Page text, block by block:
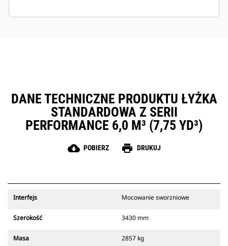
DANE TECHNICZNE PRODUKTU ŁYŻKA
STANDARDOWA Z SERII
PERFORMANCE 6,0 M³ (7,75 YD³)
cloud_download POBIERZ print DRUKUJ
Interfejs Mocowanie sworzniowe
Szerokość 3430 mm
Masa 2857 kg